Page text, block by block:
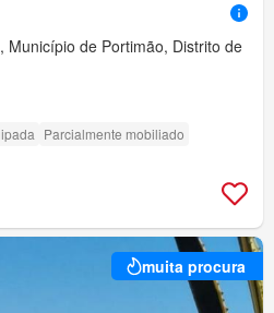
Município de Portimão, Distrito de
Parcialmente mobiliado
muita procura